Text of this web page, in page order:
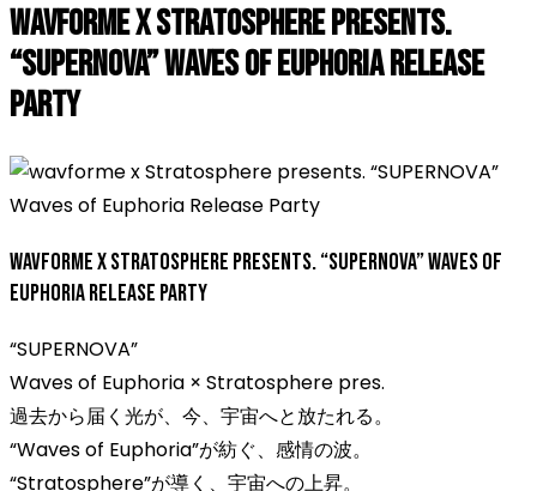
wavforme x Stratosphere presents.
“SUPERNOVA” Waves of Euphoria Release
Party
wavforme x Stratosphere presents. “SUPERNOVA” Waves of
Euphoria Release Party
“SUPERNOVA”
Waves of Euphoria × Stratosphere pres.
過去から届く光が、今、宇宙へと放たれる。
“Waves of Euphoria”が紡ぐ、感情の波。
“Stratosphere”が導く、宇宙への上昇。